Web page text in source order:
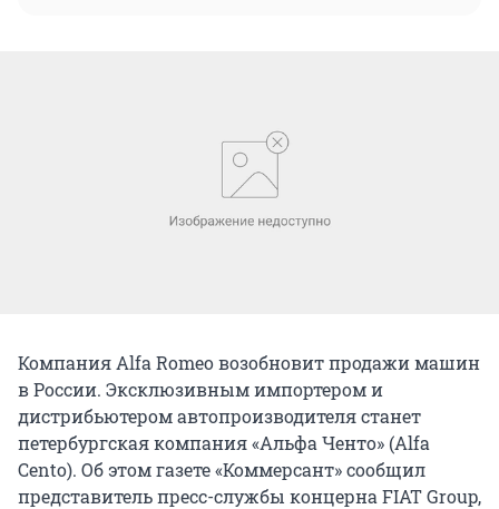
Компания Alfa Romeo возобновит продажи машин
в России. Эксклюзивным импортером и
дистрибьютером автопроизводителя станет
петербургская компания «Альфа Ченто» (Alfa
Cento). Об этом газете «Коммерсант» сообщил
представитель пресс-службы концерна FIAT Group,